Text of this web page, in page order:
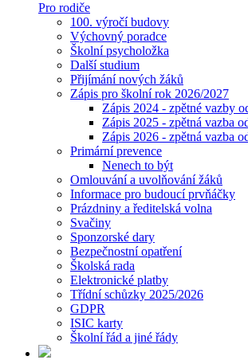
Pro rodiče
100. výročí budovy
Výchovný poradce
Školní psycholožka
Další studium
Přijímání nových žáků
Zápis pro školní rok 2026/2027
Zápis 2024 - zpětné vazby
Zápis 2025 - zpětná vazba
Zápis 2026 - zpětná vazba
Primární prevence
Nenech to být
Omlouvání a uvolňování žáků
Informace pro budoucí prvňáčky
Prázdniny a ředitelská volna
Svačiny
Sponzorské dary
Bezpečnostní opatření
Školská rada
Elektronické platby
Třídní schůzky 2025/2026
GDPR
ISIC karty
Školní řád a jiné řády